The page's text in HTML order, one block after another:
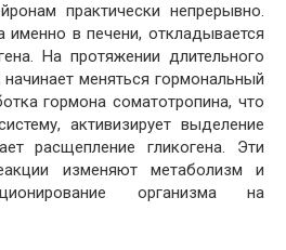
практически непрерывно.
именно в печени, откладывается
На протяжении длительного
начинает меняться гормональный
гормона соматотропина, что
активизирует выделение
расщепление гликогена. Эти
изменяют метаболизм и
организма на